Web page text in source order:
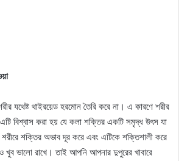
যথেষ্ট থাইরয়েড হরমোন তৈরি করে না। এ কারণে শরীর
বিশ্বাস করা হয় যে কলা শক্তির একটি সমৃদ্ধ উৎস যা
শরীরে শক্তির অভাব দূর করে এবং এটিকে শক্তিশালী করে
ভালো রাখে। তাই আপনি আপনার দুপুরের খাবারে